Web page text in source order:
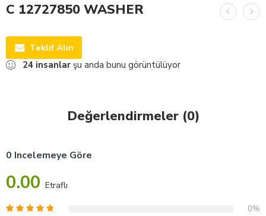
C 12727850 WASHER
Teklif Alın
24 insanlar şu anda bunu görüntülüyor
Değerlendirmeler (0)
0 Incelemeye Göre
0.00 Etraflı
0%